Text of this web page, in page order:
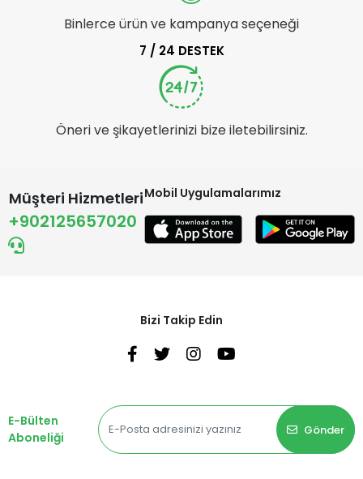
Binlerce ürün ve kampanya seçeneği
7 / 24 DESTEK
Öneri ve şikayetlerinizi bize iletebilirsiniz.
Müşteri Hizmetleri
+902125657020
Mobil Uygulamalarımız
Bizi Takip Edin
E-Bülten
Aboneliği
Gönder